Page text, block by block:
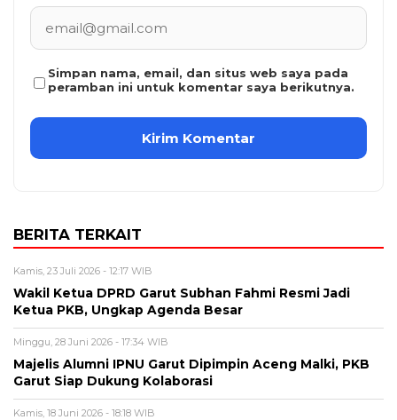
Simpan nama, email, dan situs web saya pada
peramban ini untuk komentar saya berikutnya.
BERITA TERKAIT
Kamis, 23 Juli 2026 - 12:17 WIB
Wakil Ketua DPRD Garut Subhan Fahmi Resmi Jadi
Ketua PKB, Ungkap Agenda Besar
Minggu, 28 Juni 2026 - 17:34 WIB
Majelis Alumni IPNU Garut Dipimpin Aceng Malki, PKB
Garut Siap Dukung Kolaborasi
Kamis, 18 Juni 2026 - 18:18 WIB